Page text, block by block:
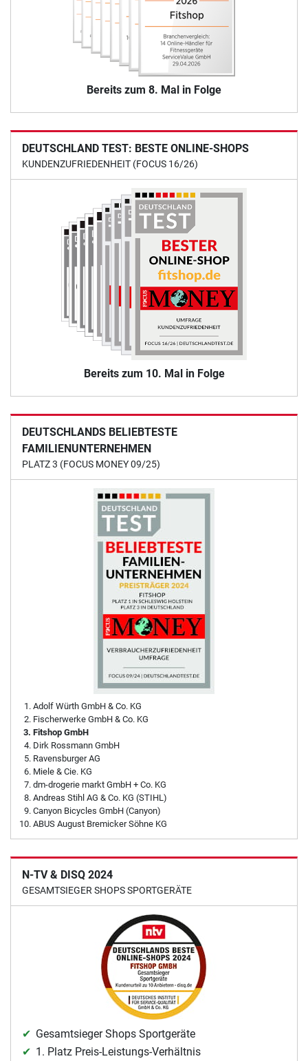
Bereits zum 8. Mal in Folge
DEUTSCHLAND TEST: BESTE ONLINE-SHOPS
KUNDENZUFRIEDENHEIT (FOCUS 16/26)
Bereits zum 10. Mal in Folge
DEUTSCHLANDS BELIEBTESTE
FAMILIENUNTERNEHMEN
PLATZ 3 (FOCUS MONEY 09/25)
Adolf Würth GmbH & Co. KG
Fischerwerke GmbH & Co. KG
Fitshop GmbH
Dirk Rossmann GmbH
Ravensburger AG
Miele & Cie. KG
dm-drogerie markt GmbH + Co. KG
Andreas Stihl AG & Co. KG (STIHL)
Canyon Bicycles GmbH (Canyon)
ABUS August Bremicker Söhne KG
N-TV & DISQ 2024
GESAMTSIEGER SHOPS SPORTGERÄTE
Gesamtsieger Shops Sportgeräte
1. Platz Preis-Leistungs-Verhältnis